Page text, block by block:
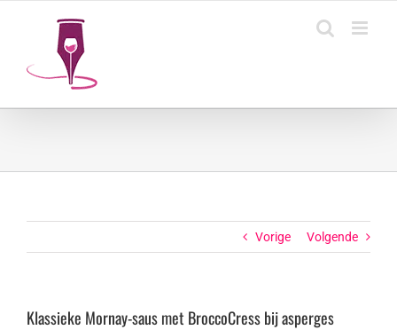
Vorige Volgende
Klassieke Mornay-saus met BroccoCress bij asperges